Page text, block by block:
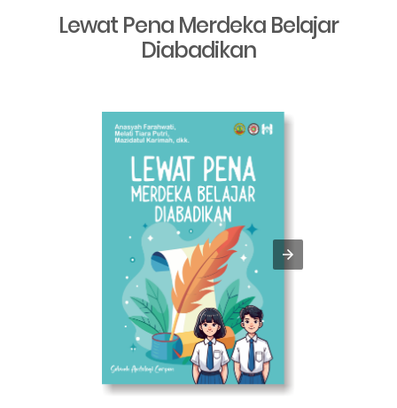
Lewat Pena Merdeka Belajar
Diabadikan